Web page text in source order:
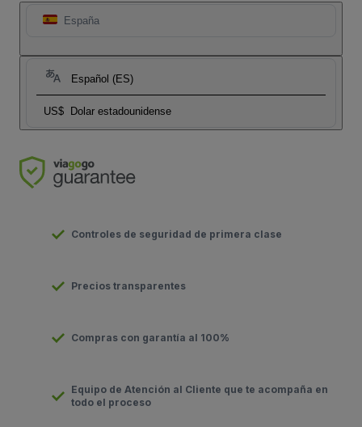
España
Español (ES)
US$ Dolar estadounidense
Controles de seguridad de primera clase
Precios transparentes
Compras con garantía al 100%
Equipo de Atención al Cliente que te acompaña en
todo el proceso